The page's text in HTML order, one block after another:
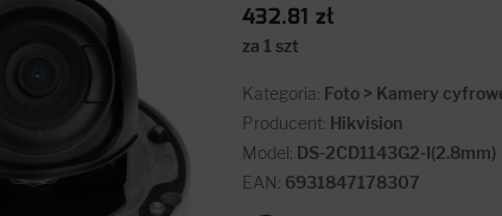
432.81 zł
za 1 szt
Kategoria: Foto > Kamery
Producent: Hikvision
Model: DS-2CD1143G2-I(2.8mm)
EAN: 6931847178307